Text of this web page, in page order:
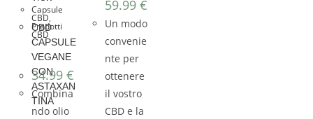
Capsule
CBD,
Prodotti
CBD
CBD
CAPSULE
VEGANE
CON
ASTAXAN
TINA
34.99 €
Combina
ndo olio
59.99€
Un modo
convenie
nte per
ottenere
il vostro
CBD e la